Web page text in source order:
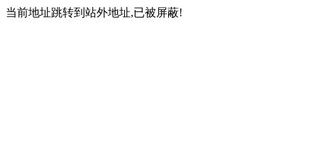
当前地址跳转到站外地址,已被屏蔽!